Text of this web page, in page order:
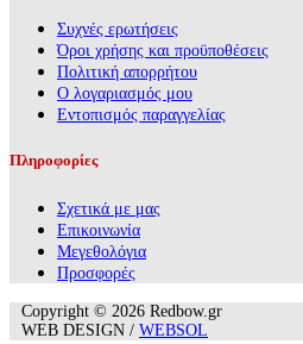
Συχνές ερωτήσεις
Όροι χρήσης και προϋποθέσεις
Πολιτική απορρήτου
Ο λογαριασμός μου
Εντοπισμός παραγγελίας
Πληροφορίες
Σχετικά με μας
Επικοινωνία
Mεγεθολόγια
Προσφορές
Copyright © 2026 Redbow.gr
WEB DESIGN / WEBSOL